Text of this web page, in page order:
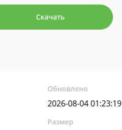
Скачать
Обновлено
2026-08-04 01:23:19
Размер